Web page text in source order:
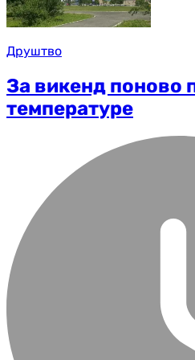
Друштво
За викенд поново
температуре